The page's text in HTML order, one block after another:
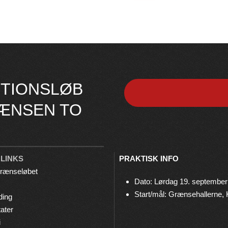
TO
PRAKTISK INFO
Dato: Lørdag 19.
Start/mål: Grænsehallerne,